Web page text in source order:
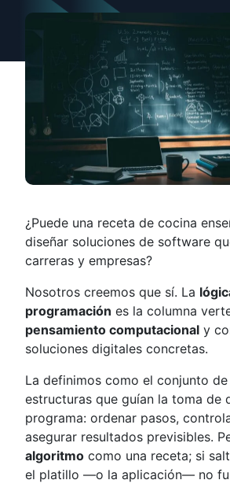
¿Puede una receta de cocina
diseñar soluciones de software
carreras y empresas?
Nosotros creemos que sí. La
programación es la columna
pensamiento computacional y
soluciones digitales concretas.
La definimos como el conjunto
estructuras que guían la toma de
programa: ordenar pasos,
asegurar resultados previsibles.
algoritmo como una receta; si
el platillo —o la aplicación— no